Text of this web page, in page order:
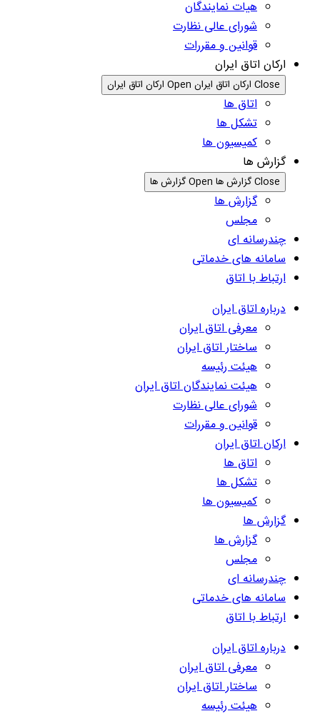
هیات نمایندگان
شورای عالی نظارت
قوانین و مقررات
ارکان اتاق ایران
Close ارکان اتاق ایران Open ارکان اتاق ایران
اتاق ها
تشکل ها
کمیسیون ها
گزارش ها
Close گزارش ها Open گزارش ها
گزارش ها
مجلس
چندرسانه ای
سامانه های خدماتی
ارتباط با اتاق
درباره اتاق ایران
معرفی اتاق ایران
ساختار اتاق ایران
هیئت رئیسه
هیئت نمایندگان اتاق ایران
شورای عالی نظارت
قوانین و مقررات
ارکان اتاق ایران
اتاق ها
تشکل ها
کمیسیون ها
گزارش ها
گزارش ها
مجلس
چندرسانه ای
سامانه های خدماتی
ارتباط با اتاق
درباره اتاق ایران
معرفی اتاق ایران
ساختار اتاق ایران
هیئت رئیسه